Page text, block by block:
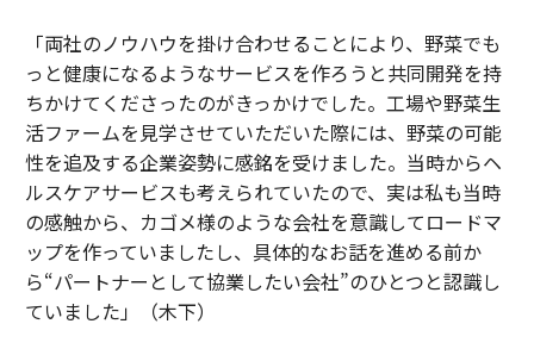
「両社のノウハウを掛け合わせることにより、野菜でも
っと健康になるようなサービスを作ろうと共同開発を持
ちかけてくださったのがきっかけでした。工場や野菜生
活ファームを見学させていただいた際には、野菜の可能
性を追及する企業姿勢に感銘を受けました。当時からヘ
ルスケアサービスも考えられていたので、実は私も当時
の感触から、カゴメ様のような会社を意識してロードマ
ップを作っていましたし、具体的なお話を進める前か
ら“パートナーとして協業したい会社”のひとつと認識し
ていました」（木下）